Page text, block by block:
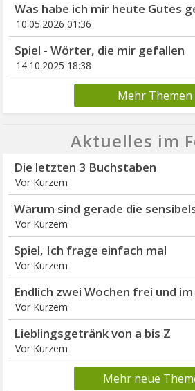
Was habe ich mir heute Gutes
10.05.2026 01:36
Spiel - Wörter, die mir gefallen
14.10.2025 18:38
Mehr Themen
Aktuelles im
Die letzten 3 Buchstaben
Vor Kurzem
Warum sind gerade die
Vor Kurzem
Spiel, Ich frage einfach mal
Vor Kurzem
Endlich zwei Wochen frei und im
Vor Kurzem
Lieblingsgetränk von a bis Z
Vor Kurzem
Mehr neue